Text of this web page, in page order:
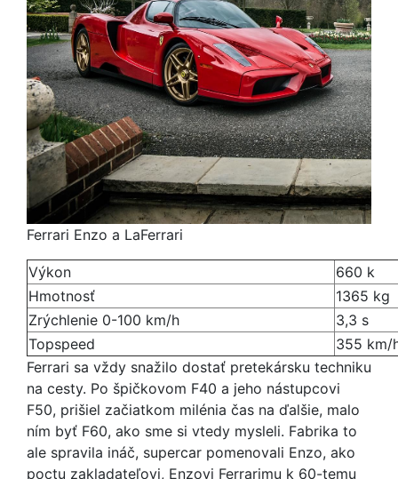
Ferrari Enzo a LaFerrari
Výkon
660 k
Hmotnosť
1365 kg
Zrýchlenie 0-100 km/h
3,3 s
Topspeed
355 km/
Ferrari sa vždy snažilo dostať pretekársku techniku
na cesty. Po špičkovom F40 a jeho nástupcovi
F50, prišiel začiatkom milénia čas na ďalšie, malo
ním byť F60, ako sme si vtedy mysleli. Fabrika to
ale spravila ináč, supercar pomenovali Enzo, ako
poctu zakladateľovi, Enzovi Ferrarimu k 60-temu